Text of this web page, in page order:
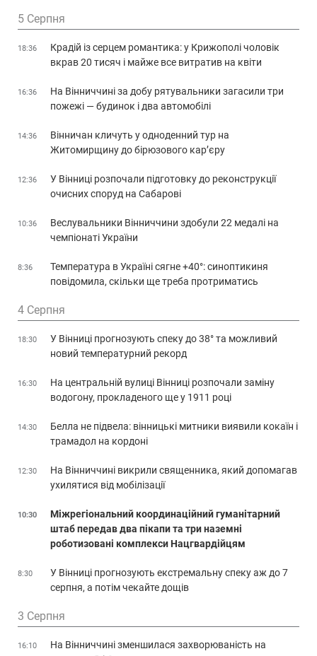
5 Серпня
18:36
Крадій із серцем романтика: у Крижополі чоловік
вкрав 20 тисяч і майже все витратив на квіти
16:36
На Вінниччині за добу рятувальники загасили три
пожежі — будинок і два автомобілі
14:36
Вінничан кличуть у одноденний тур на
Житомирщину до бірюзового кар’єру
12:36
У Вінниці розпочали підготовку до реконструкції
очисних споруд на Сабарові
10:36
Веслувальники Вінниччини здобули 22 медалі на
чемпіонаті України
8:36
Температура в Україні сягне +40°: синоптикиня
повідомила, скільки ще треба протриматись
4 Серпня
18:30
У Вінниці прогнозують спеку до 38° та можливий
новий температурний рекорд
16:30
На центральній вулиці Вінниці розпочали заміну
водогону, прокладеного ще у 1911 році
14:30
Белла не підвела: вінницькі митники виявили кокаїн і
трамадол на кордоні
12:30
На Вінниччині викрили священника, який допомагав
ухилятися від мобілізації
10:30
Міжрегіональний координаційний гуманітарний
штаб передав два пікапи та три наземні
роботизовані комплекси Нацгвардійцям
8:30
У Вінниці прогнозують екстремальну спеку аж до 7
серпня, а потім чекайте дощів
3 Серпня
16:10
На Вінниччині зменшилася захворюваність на